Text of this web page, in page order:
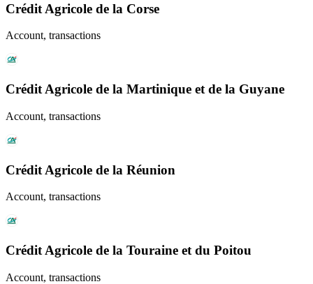
Crédit Agricole de la Corse
Account, transactions
Crédit Agricole de la Martinique et de la Guyane
Account, transactions
Crédit Agricole de la Réunion
Account, transactions
Crédit Agricole de la Touraine et du Poitou
Account, transactions